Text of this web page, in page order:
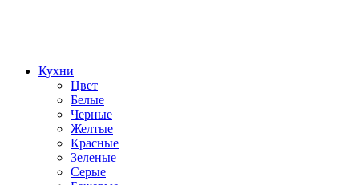
Кухни
Цвет
Белые
Черные
Желтые
Красные
Зеленые
Серые